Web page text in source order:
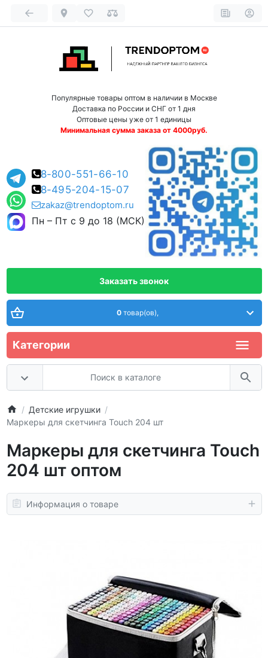
Популярные товары оптом в наличии в Москве
Доставка по России и СНГ от 1 дня
Оптовые цены уже от 1 единицы
Минимальная сумма заказа от 4000руб.
8-800-551-66-10
8-495-204-15-07
zakaz@trendoptom.ru
Пн – Пт с 9 до 18 (МСК)
Заказать звонок
0 товар(ов),
Категории
Детские игрушки
Маркеры для скетчинга Touch 204 шт
Маркеры для скетчинга Touch
204 шт оптом
Информация о товаре